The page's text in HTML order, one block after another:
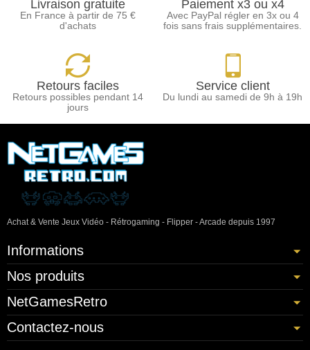
Livraison gratuite
En France à partir de 75 €
d'achats
Paiement x3 ou x4
Avec PayPal régler en 3x ou 4
fois sans frais supplémentaires.
Retours faciles
Retours possibles pendant 14
jours
Service client
Du lundi au samedi de 9h à 19h
Achat & Vente Jeux Vidéo - Rétrogaming - Flipper - Arcade depuis 1997
Informations
Nos produits
NetGamesRetro
Contactez-nous